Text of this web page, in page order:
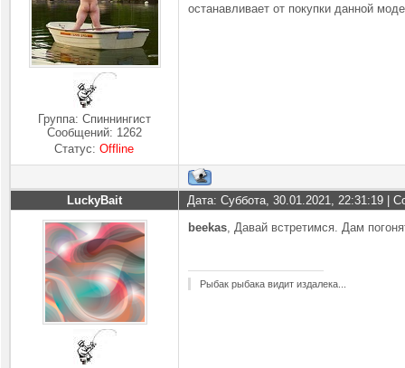
Группа: Спиннингист
Сообщений: 1262
Статус:Offline
останавливает от покупки данной
LuckyBait Дата: Суббота, 30.01.2021, 22:31:19 |
beekas, Давай встретимся. Дам
Рыбак рыбака видит издалека...